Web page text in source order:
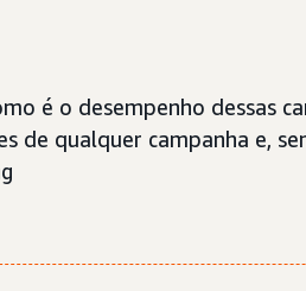
é o desempenho dessas
de qualquer campanha e,